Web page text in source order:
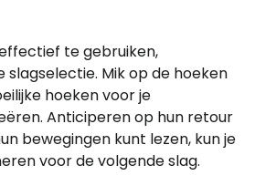
te gebruiken,
Mik op de hoeken
hoeken voor je
Anticiperen op hun retour
bewegingen kunt lezen, kun je
voor de volgende slag.